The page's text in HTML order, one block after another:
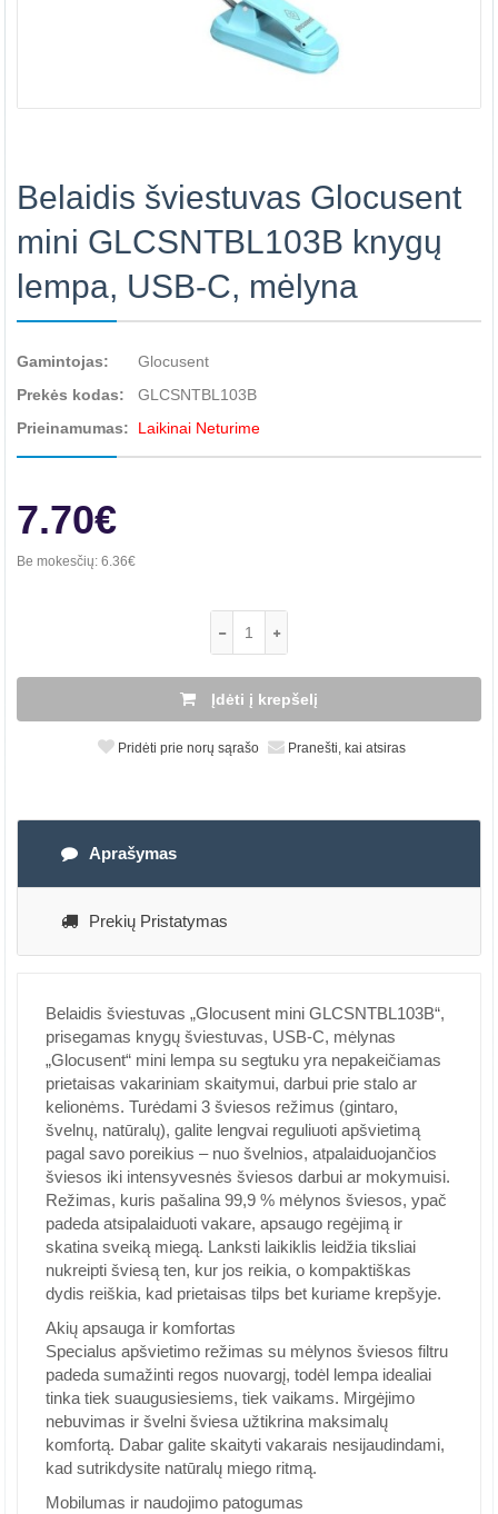
Belaidis šviestuvas Glocusent
mini GLCSNTBL103B knygų
lempa, USB-C, mėlyna
Gamintojas:
Glocusent
Prekės kodas:
GLCSNTBL103B
Prieinamumas:
Laikinai Neturime
7.70€
Be mokesčių: 6.36€
Įdėti į krepšelį
Pridėti prie norų sąrašo Pranešti, kai atsiras
Aprašymas
Prekių Pristatymas
Belaidis šviestuvas „Glocusent mini GLCSNTBL103B“,
prisegamas knygų šviestuvas, USB-C, mėlynas
„Glocusent“ mini lempa su segtuku yra nepakeičiamas
prietaisas vakariniam skaitymui, darbui prie stalo ar
kelionėms. Turėdami 3 šviesos režimus (gintaro,
švelnų, natūralų), galite lengvai reguliuoti apšvietimą
pagal savo poreikius – nuo švelnios, atpalaiduojančios
šviesos iki intensyvesnės šviesos darbui ar mokymuisi.
Režimas, kuris pašalina 99,9 % mėlynos šviesos, ypač
padeda atsipalaiduoti vakare, apsaugo regėjimą ir
skatina sveiką miegą. Lanksti laikiklis leidžia tiksliai
nukreipti šviesą ten, kur jos reikia, o kompaktiškas
dydis reiškia, kad prietaisas tilps bet kuriame krepšyje.
Akių apsauga ir komfortas
Specialus apšvietimo režimas su mėlynos šviesos filtru
padeda sumažinti regos nuovargį, todėl lempa idealiai
tinka tiek suaugusiesiems, tiek vaikams. Mirgėjimo
nebuvimas ir švelni šviesa užtikrina maksimalų
komfortą. Dabar galite skaityti vakarais nesijaudindami,
kad sutrikdysite natūralų miego ritmą.
Mobilumas ir naudojimo patogumas